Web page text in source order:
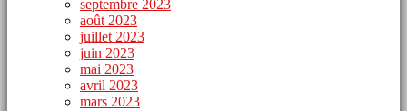
septembre 2023
août 2023
juillet 2023
juin 2023
mai 2023
avril 2023
mars 2023